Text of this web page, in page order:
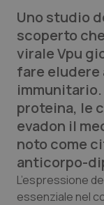
Lettere al
Edizioni
QS Pro
Professionisti
Abruzzo
Basilicata
QS Pro
Artrite &
QS Club
Uno studio
scoperto
virale Vpu
fare eludere
proteina, le
evadon il
noto come
anticorpo-
L’espressione
essenziale nel